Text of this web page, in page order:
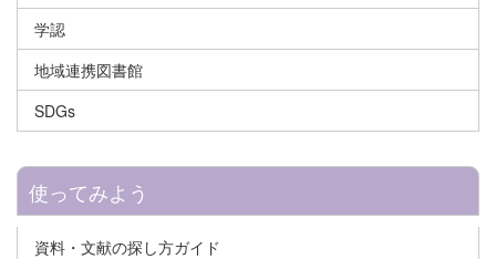
学認
地域連携図書館
SDGs
使ってみよう
資料・文献の探し方ガイド